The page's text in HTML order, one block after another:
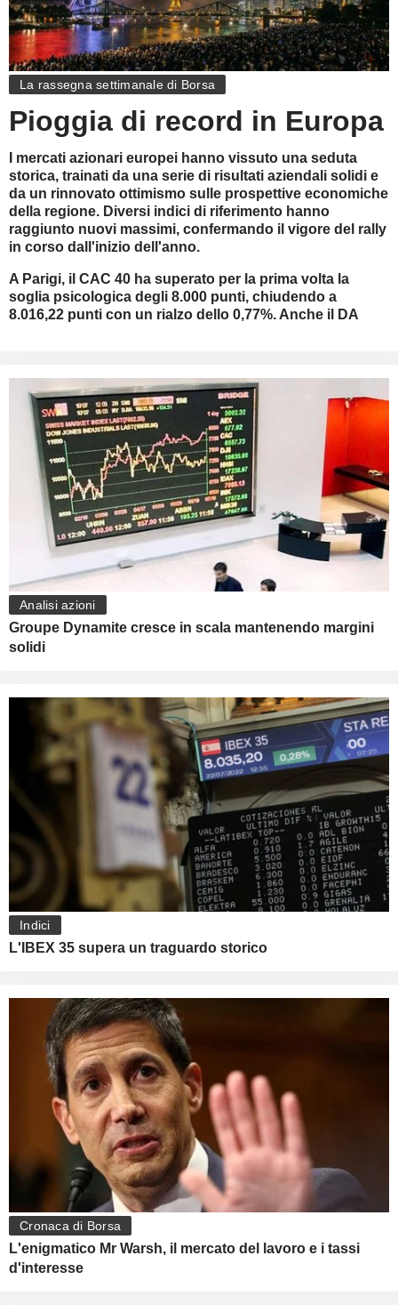
La rassegna settimanale di Borsa
Pioggia di record in Europa
I mercati azionari europei hanno vissuto una seduta
storica, trainati da una serie di risultati aziendali solidi e
da un rinnovato ottimismo sulle prospettive economiche
della regione. Diversi indici di riferimento hanno
raggiunto nuovi massimi, confermando il vigore del rally
in corso dall'inizio dell'anno.
A Parigi, il CAC 40 ha superato per la prima volta la
soglia psicologica degli 8.000 punti, chiudendo a
8.016,22 punti con un rialzo dello 0,77%. Anche il DA
Analisi azioni
Groupe Dynamite cresce in scala mantenendo margini
solidi
Indici
L'IBEX 35 supera un traguardo storico
Cronaca di Borsa
L'enigmatico Mr Warsh, il mercato del lavoro e i tassi
d'interesse